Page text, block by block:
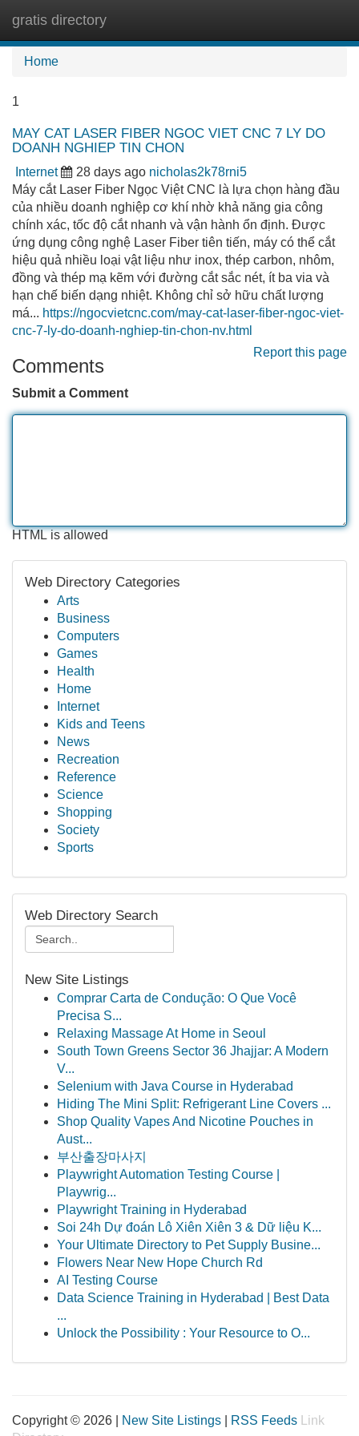
gratis directory
Home
1
MAY CAT LASER FIBER NGOC VIET CNC 7 LY DO
DOANH NGHIEP TIN CHON
Internet 28 days ago nicholas2k78rni5
Máy cắt Laser Fiber Ngọc Việt CNC là lựa chọn hàng đầu
của nhiều doanh nghiệp cơ khí nhờ khả năng gia công
chính xác, tốc độ cắt nhanh và vận hành ổn định. Được
ứng dụng công nghệ Laser Fiber tiên tiến, máy có thể cắt
hiệu quả nhiều loại vật liệu như inox, thép carbon, nhôm,
đồng và thép mạ kẽm với đường cắt sắc nét, ít ba via và
hạn chế biến dạng nhiệt. Không chỉ sở hữu chất lượng
má... https://ngocvietcnc.com/may-cat-laser-fiber-ngoc-viet-
cnc-7-ly-do-doanh-nghiep-tin-chon-nv.html
Report this page
Comments
Submit a Comment
HTML is allowed
Web Directory Categories
Arts
Business
Computers
Games
Health
Home
Internet
Kids and Teens
News
Recreation
Reference
Science
Shopping
Society
Sports
Web Directory Search
New Site Listings
Comprar Carta de Condução: O Que Você
Precisa S...
Relaxing Massage At Home in Seoul
South Town Greens Sector 36 Jhajjar: A Modern
V...
Selenium with Java Course in Hyderabad
Hiding The Mini Split: Refrigerant Line Covers ...
Shop Quality Vapes And Nicotine Pouches in
Aust...
부산출장마사지
Playwright Automation Testing Course |
Playwrig...
Playwright Training in Hyderabad
Soi 24h Dự đoán Lô Xiên Xiên 3 & Dữ liệu K...
Your Ultimate Directory to Pet Supply Busine...
Flowers Near New Hope Church Rd
AI Testing Course
Data Science Training in Hyderabad | Best Data
...
Unlock the Possibility : Your Resource to O...
Copyright © 2026 | New Site Listings RSS Feeds
Link